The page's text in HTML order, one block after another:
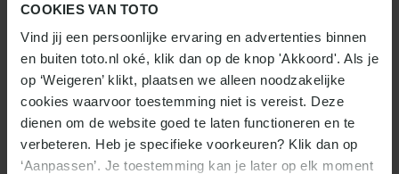
COOKIES VAN TOTO
Vind jij een persoonlijke ervaring en advertenties binnen
en buiten toto.nl oké, klik dan op de knop 'Akkoord'. Als je
op ‘Weigeren’ klikt, plaatsen we alleen noodzakelijke
cookies waarvoor toestemming niet is vereist. Deze
dienen om de website goed te laten functioneren en te
verbeteren. Heb je specifieke voorkeuren? Klik dan op
‘Aanpassen’. Je toestemming kan je later op elk moment
Europa volgen? Dan heb je helaas niet genoeg aan
Viaplay. De uitzendrechten voor het Europees
voetbal liggen namelijk bij Ziggo Sport. Met een
Ziggo Sport Totaal pakket kijk je alle wedstrijden uit
de Champions League, Europa League én
Conference League.